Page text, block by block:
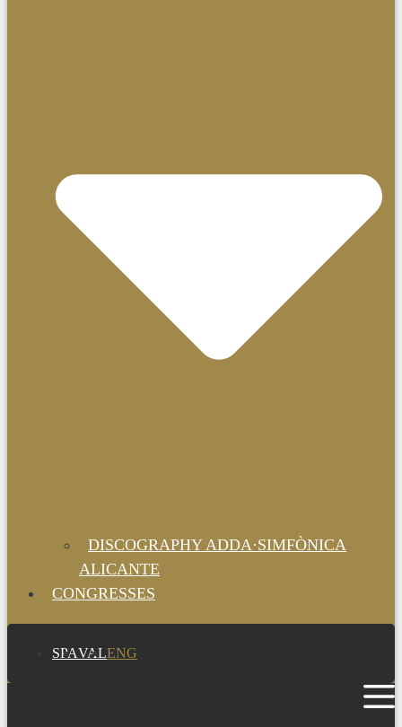
DISCOGRAPHY ADDA·SIMFÒNICA
ALICANTE
CONGRESSES
SPAVALENG